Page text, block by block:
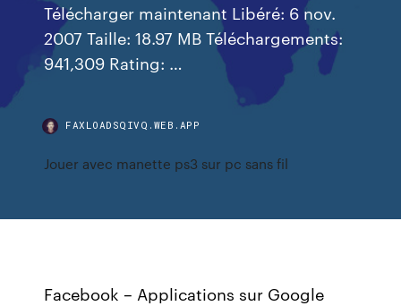
Télécharger maintenant Libéré: 6 nov.
2007 Taille: 18.97 MB Téléchargements:
941,309 Rating: …
FAXLOADSQIVQ.WEB.APP
Jouer avec manette ps3 sur pc sans fil
Facebook – Applications sur Google